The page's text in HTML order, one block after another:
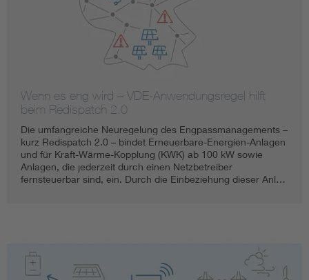
Wenn es eng wird – VDE-Anwendungsregel hilft
beim Redispatch 2.0
Die umfangreiche Neuregelung des Engpassmanagements –
kurz Redispatch 2.0 – bindet Erneuerbare-Energien-Anlagen
und für Kraft-Wärme-Kopplung (KWK) ab 100 kW sowie
Anlagen, die jederzeit durch einen Netzbetreiber
fernsteuerbar sind, ein. Durch die Einbeziehung dieser Anl…